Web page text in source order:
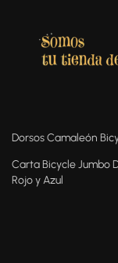
Dorsos Camaleón
Carta Bicycle Jumbo
Rojo y Azul